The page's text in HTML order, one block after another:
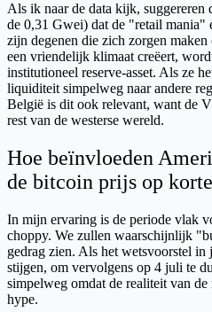
Als ik naar de data kijk, suggereren
de 0,31 Gwei) dat de "retail mania"
zijn degenen die zich zorgen
een vriendelijk klimaat creëert,
institutioneel reserve-asset. Als ze
liquiditeit simpelweg naar andere
België is dit ook relevant, want de
rest van de westerse wereld.
Hoe beïnvloeden
de bitcoin prijs op
In mijn ervaring is de periode vlak
choppy. We zullen waarschijnlijk
gedrag zien. Als het wetsvoorstel
stijgen, om vervolgens op 4 juli te
simpelweg omdat de realiteit van de
hype.